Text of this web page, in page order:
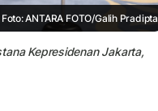
Foto: ANTARA FOTO/Galih Pradipta
Kepresidenan Jakarta,